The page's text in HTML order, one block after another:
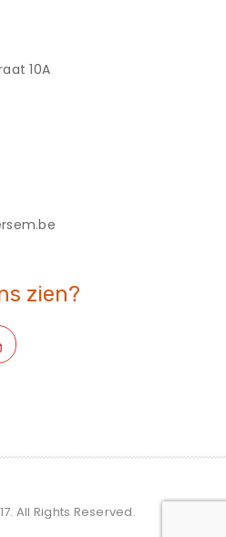
10A
zien?
All Rights Reserved.